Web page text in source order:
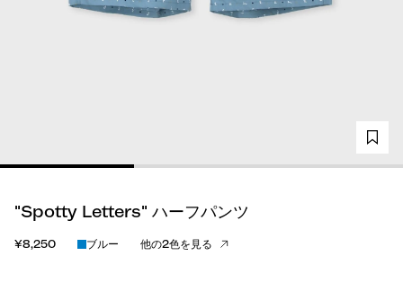
"Spotty Letters" ハーフパンツ
¥8,250 ブルー 他の2色を見る